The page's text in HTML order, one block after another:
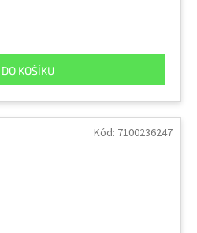
DO KOŠÍKU
Kód: 7100236247